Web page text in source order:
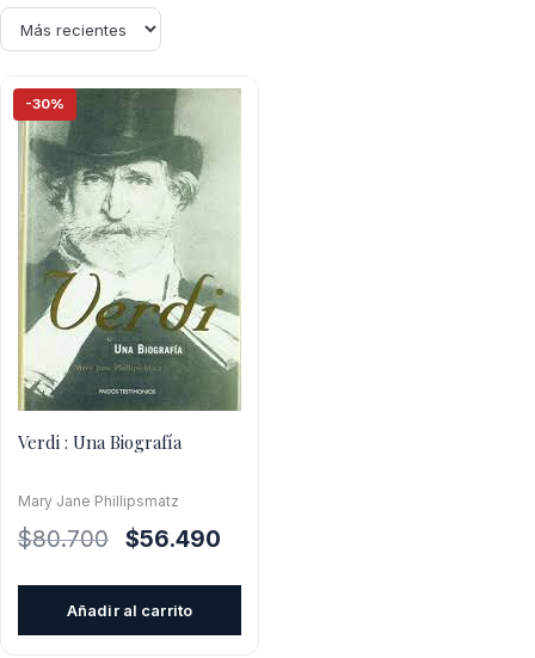
-30%
Verdi : Una Biografía
Mary Jane Phillipsmatz
$80.700
El
$56.490
Añadir al carrito